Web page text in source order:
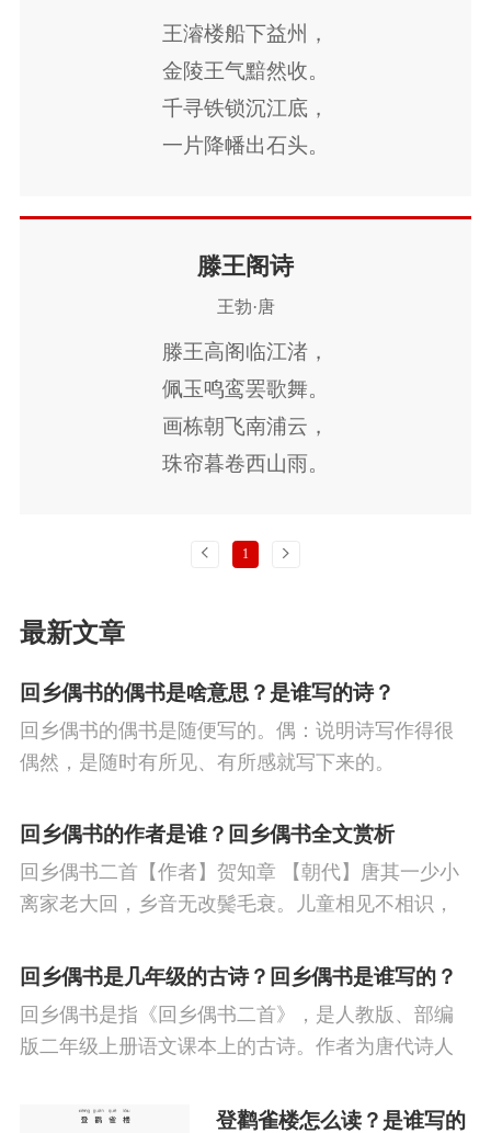
倚天楼殿月分明。
云中乱拍禄山舞，
风过重峦下笑声。
王濬楼船下益州，
金陵王气黯然收。
千寻铁锁沉江底，
一片降幡出石头。
山形依旧枕寒流。
今逢四海为家日，
故垒萧萧芦荻秋。
滕王阁诗
王勃·唐
滕王高阁临江渚，
佩玉鸣鸾罢歌舞。
画栋朝飞南浦云，
珠帘暮卷西山雨。
物换星移几度秋。
阁中帝子今安在？
1
下一页
最新文章
回乡偶书的偶书是啥意思？是谁写的诗？
回乡偶书的偶书是随便写的。偶：说明诗写作得很
偶然，是随时有所见、有所感就写下来的。
回乡偶书的作者是谁？回乡偶书全文赏析
回乡偶书二首【作者】贺知章 【朝代】唐其一少小
离家老大回，乡音无改鬓毛衰。儿童相见不相识，
半消磨。惟有门前镜湖水，春风不改旧时波。
回乡偶书是几年级的古诗？回乡偶书是谁写的？
回乡偶书是指《回乡偶书二首》，是人教版、部编
版二年级上册语文课本上的古诗。作者为唐代诗人
登鹳雀楼怎么读？是谁写的